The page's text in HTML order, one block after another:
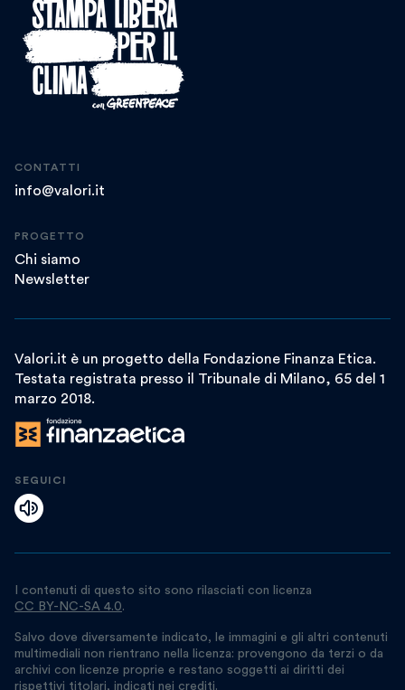
CONTATTI
info@valori.it
PROGETTO
Chi siamo
Newsletter
Valori.it è un progetto della Fondazione Finanza Etica.
Testata registrata presso il Tribunale di Milano, 65 del 1
marzo 2018.
SEGUICI
I contenuti di questo sito sono rilasciati con licenza
CC BY-NC-SA 4.0.
Salvo dove diversamente indicato, le immagini e gli altri contenuti
multimediali non rientrano nella licenza: provengono da terzi o da
archivi con licenze proprie e restano soggetti ai diritti dei
rispettivi titolari, indicati nei crediti.